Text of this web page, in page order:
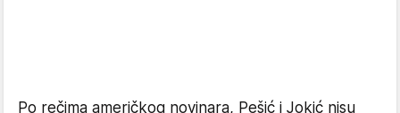
Po rečima američkog novinara, Pešić i Jokić nisu